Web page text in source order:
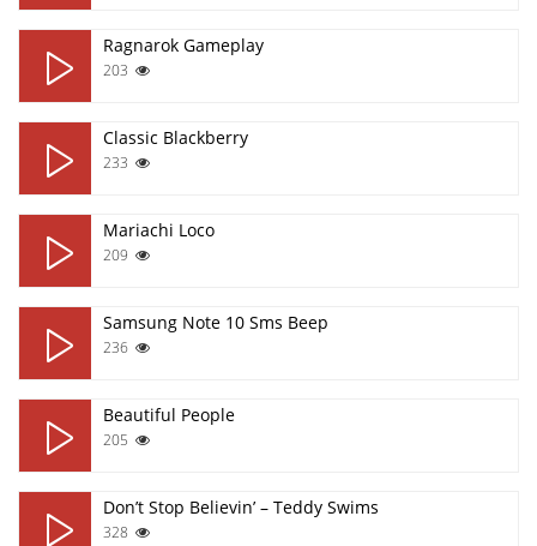
Ragnarok Gameplay
203
Classic Blackberry
233
Mariachi Loco
209
Samsung Note 10 Sms Beep
236
Beautiful People
205
Don’t Stop Believin’ – Teddy Swims
328